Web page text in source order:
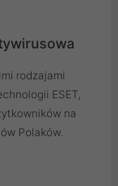
rodzajami
ESET,
na
Polaków.